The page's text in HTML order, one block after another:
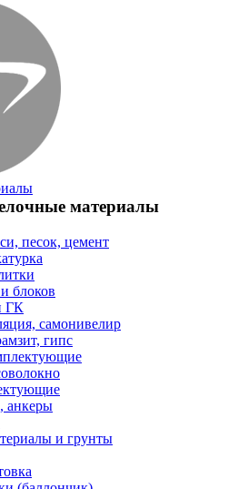
материалы
песок, цемент
блоков
ГК
самонивелир
гипс
анкеры
и грунты